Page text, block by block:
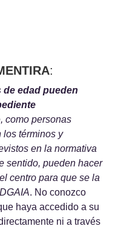
:
de edad pueden
, como personas
los términos y
en la normativa
sentido, pueden hacer
centro para que se la
. No conozco
haya accedido a su
ni a través